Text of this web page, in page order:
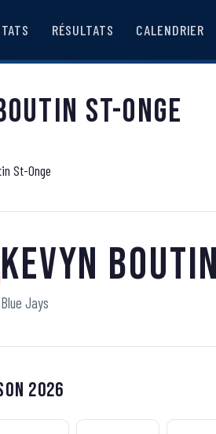
RÉSULTATS CALENDRIER
St-Onge
St-Onge
Kevyn
Blue Jays
2026